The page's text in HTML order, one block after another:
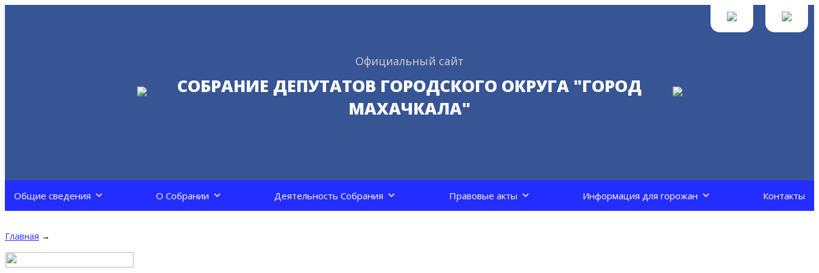
Официальный сайт
СОБРАНИЕ ДЕПУТАТОВ ГОРОДСКОГО ОКРУГА "ГОРОД
МАХАЧКАЛА"
Общие сведения О Собрании Деятельность Собрания Правовые акты Информация для горожан Контакты
Главная →